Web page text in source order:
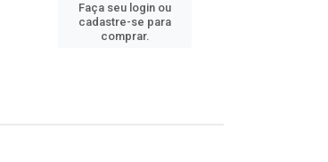
Faça seu login ou
cadastre-se para
comprar.